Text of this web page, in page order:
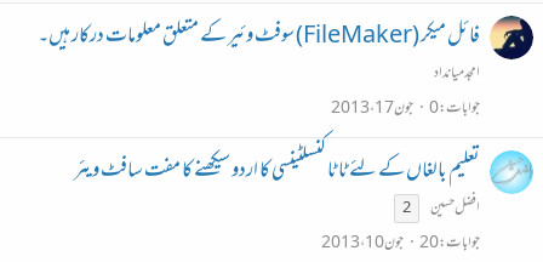
فائل میکر (FileMaker) سوفٹ وئیر کے متعلق معلومات درکار ہیں۔
امجد میانداد
جوابات 0 جون 17، 2013
تعلیم بالغاں کے لئے ٹا ٹا کنسلٹینسی کا اردو سیکھنے کا مفت سافٹ ویئر
افضل حسین 2
جوابات 20 جون 10، 2013